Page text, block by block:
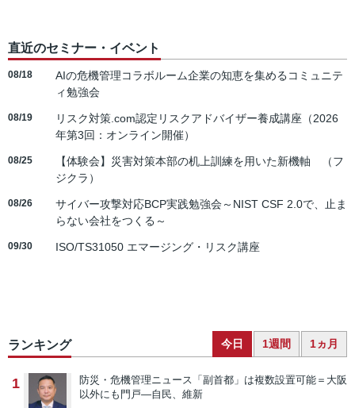
直近のセミナー・イベント
08/18
AIの危機管理コラボルーム企業の知恵を集めるコミュニテ
ィ勉強会
08/19
リスク対策.com認定リスクアドバイザー養成講座（2026
年第3回：オンライン開催）
08/25
【体験会】災害対策本部の机上訓練を用いた新機軸 （フ
ジクラ）
08/26
サイバー攻撃対応BCP実践勉強会～NIST CSF 2.0で、止ま
らない会社をつくる～
09/30 ISO/TS31050 エマージング・リスク講座
ランキング 今日 1週間 1ヵ月
1 防災・危機管理ニュース 「副首都」は複数設置可能＝大阪
以外にも門戸―自民、維新